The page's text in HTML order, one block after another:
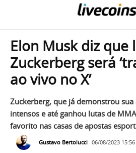
Elon Musk diz que
Zuckerberg será
ao vivo no X’
Zuckerberg, que já demonstrou
intensos e até ganhou lutas de
favorito nas casas de apostas
Gustavo Bertolucci 06/08/2023 15:56